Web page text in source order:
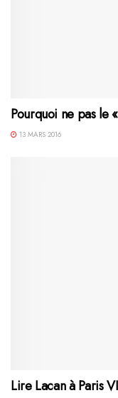
Pourquoi ne pas le
13 MARS 2016
Lire Lacan à Paris